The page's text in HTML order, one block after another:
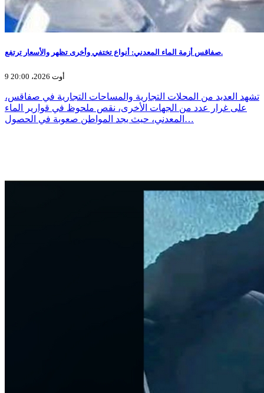
صفاقس أزمة الماء المعدني: أنواع تختفي وأخرى تظهر والأسعار ترتفع.
9 أوت 2026، 20:00
تشهد العديد من المحلات التجارية والمساحات التجارية في صفاقس،
على غرار عدد من الجهات الأخرى، نقص ملحوظ في قوارير الماء
المعدني، حيث يجد المواطن صعوبة في الحصول…